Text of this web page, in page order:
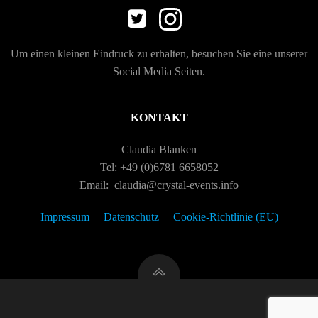
Um einen kleinen Eindruck zu erhalten, besuchen Sie eine unserer
Social Media Seiten.
KONTAKT
Claudia Blanken
Tel: +49 (0)6781 6658052
Email: claudia@crystal-events.info
Impressum Datenschutz Cookie-Richtlinie (EU)